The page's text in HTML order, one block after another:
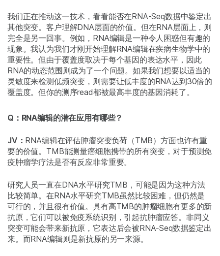
我们正在推动这一技术，看看能否在RNA-Seq数据中鉴定出
其他突变。客户理解DNA层面的价值。但在RNA层面上，则
完全是另一回事。例如，RNA编辑是一种令人困惑但有趣的
现象。我认为我们才刚开始理解RNA编辑在疾病生物学中的
重要性。但由于覆盖度取决于每个基因的表达水平，因此
RNA的动态范围则成为了一个问题。如果我们想要以适当的
灵敏度来检测低频突变，则需要让低丰度的RNA达到30倍的
覆盖度。但你的测序read都被最高丰度的基因消耗了。
Q：RNA编辑的潜在应用有哪些？
JV： RNA编辑在评估肿瘤突变负荷（TMB）方面也许有重
要的价值。TMB能测量癌细胞携带的所有突变，对于预测免
疫肿瘤学疗法是否有反应非常重要。
研究人员一直在DNA水平研究TMB，可能是因为这种方法
比较简单。在RNA水平研究TMB虽然比较困难，但仍然是
可行的，并且很有价值。具有高TMB的肿瘤细胞有更多的新
抗原，它们可以被免疫系统识别，引起抗肿瘤应答。非同义
突变可能会带来新抗原，它表达后会被RNA-Seq数据鉴定出
来。而RNA编辑则是新抗原的另一来源。